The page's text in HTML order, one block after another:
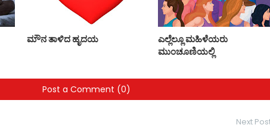
ಮೌನ ತಾಳಿದ ಹೃದಯ
ಎಲ್ಲೆಲ್ಲೂ ಮಹಿಳೆಯರು
ಮುಂಚೂಣಿಯಲ್ಲಿ
Post a Comment (0)
Next